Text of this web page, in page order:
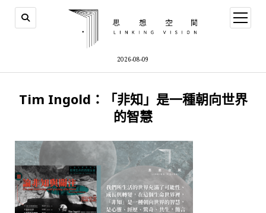
2026-08-09
open
menu
Tim Ingold：「非知」是一種朝向世界
的智慧